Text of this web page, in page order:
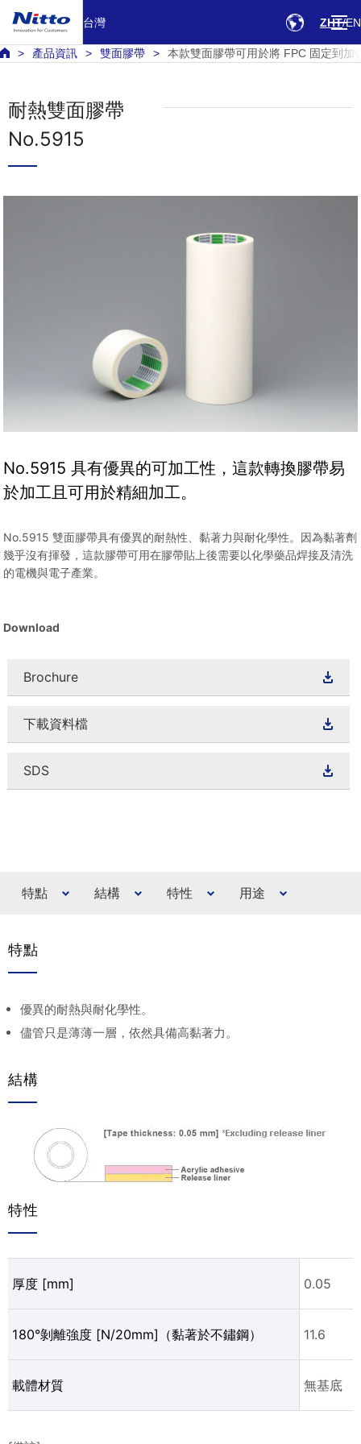
台灣 ZHT EN
產品資訊 雙面膠帶 本款雙面膠帶可用於將 FPC 固定到
耐熱雙面膠帶
No.5915
No.5915 具有優異的可加工性，這款轉換膠帶易
於加工且可用於精細加工。
No.5915 雙面膠帶具有優異的耐熱性、黏著力與耐化學性。因為黏著劑
幾乎沒有揮發，這款膠帶可用在膠帶貼上後需要以化學藥品焊接及清洗
的電機與電子產業。
Download
Brochure
下載資料檔
SDS
特點 結構 特性 用途
特點
優異的耐熱與耐化學性。
儘管只是薄薄一層，依然具備高黏著力。
結構
特性
厚度 [mm] 0.05
180°剝離強度 [N/20mm]（黏著於不鏽鋼） 11.6
載體材質 無基底